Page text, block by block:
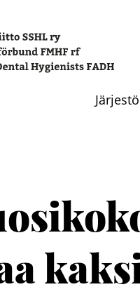
Järjestö